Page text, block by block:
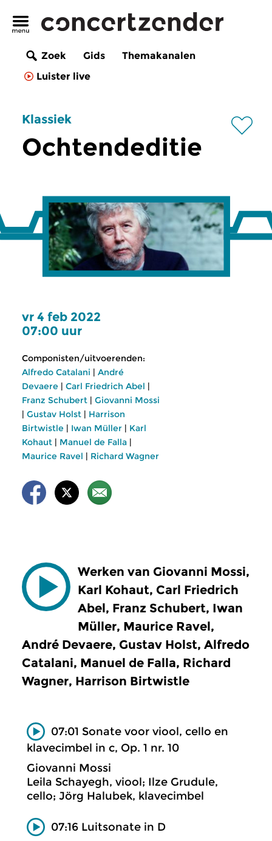
Zoek Gids
Themakanalen
Luister live
Klassiek
Ochtendeditie
vr 4 feb 2022
07:00 uur
Componisten/uitvoerenden:
Alfredo Catalani | André
Devaere | Carl Friedrich Abel |
Franz Schubert | Giovanni Mossi
| Gustav Holst | Harrison
Birtwistle | Iwan Müller | Karl
Kohaut | Manuel de Falla |
Maurice Ravel | Richard Wagner
Werken van Giovanni Mossi,
Karl Kohaut, Carl Friedrich
Abel, Franz Schubert, Iwan
Müller, Maurice Ravel,
André Devaere, Gustav Holst, Alfredo
Catalani, Manuel de Falla, Richard
Wagner, Harrison Birtwistle
07:01 Sonate voor viool, cello en
klavecimbel in c, Op. 1 nr. 10
Giovanni Mossi
Leila Schayegh, viool; Ilze Grudule,
cello; Jörg Halubek, klavecimbel
07:16 Luitsonate in D